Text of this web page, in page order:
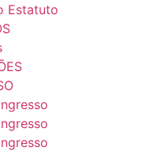
Estatuto